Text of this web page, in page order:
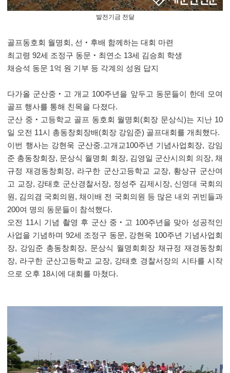
발전기금 전달
골프동호회 월명회 , 선 ‧ 후배 함께하는 대회 마련
최고령 92세 조정구 동문 ‧ 최연소 13세 김승희 학생
채승석 동문 1억 원 기부 등 각계의 성원 답지
다가올 군산중 ‧ 고 개교 100주년을 앞두고 동문들이 한데 모여
골프 행사를 통해 친목을 다졌다.
군산 중 ‧ 고등학교 골프 동호회 월명회 (회장 문상식)는 지난 10
일 오전 11시 총동창회장배 (회장 강임준) 골프대회를 개최했다.
이번 행사는 강현욱 군산중.고개교100주년 기념사업회장, 강임
준 총동창회장, 문상식 월명회 회장, 김영일 군산시의회 의장, 채
규정 재경동창회장, 라구한 군산고등학교 교장, 황상규 군산여
고 교장, 강태호 군산경찰서장, 정성주 김제시장, 신영대 국회의
원 , 김의겸 국회의원 , 채이배 전 국회의원 등 많은 내외 귀빈들과
200여 명의 동문들이 참석했다.
오전 11시 기념 촬영 후 군산 중 ‧ 고 100주년을 맞아 성공적인
사업을 기념하며 92세 조정구 동문, 강현욱 100주년 기념사업회
장, 강임준 총동창회장, 문상식 월명회회장 채규정 재경동창회
장, 라구한 군산고등학교 교장, 강태호 경찰서장의 시타를 시작
으로 오후 18시에 대회를 마쳤다.